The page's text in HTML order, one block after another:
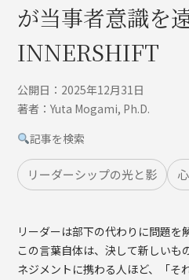
が当事者意識を
INNERSHIFT
公開日：2025年12月31日
著者：Yuta Mogami, Ph.D.
記事を検索
リーダーシップの光と影
リーダーは部下の代わりに問題を
この言葉自体は、決して新しいも
ネジメントに携わる人ほど、「そ